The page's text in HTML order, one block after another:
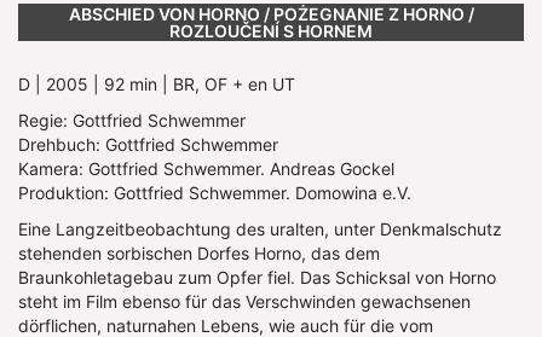
ABSCHIED VON HORNO / POŻEGNANIE Z HORNO /
ROZLOUČENÍ S HORNEM
D | 2005 | 92 min | BR, OF + en UT
Regie: Gottfried Schwemmer
Drehbuch: Gottfried Schwemmer
Kamera: Gottfried Schwemmer. Andreas Gockel
Produktion: Gottfried Schwemmer. Domowina e.V.
Eine Langzeitbeobachtung des uralten, unter Denkmalschutz
stehenden sorbischen Dorfes Horno, das dem
Braunkohletagebau zum Opfer fiel. Das Schicksal von Horno
steht im Film ebenso für das Verschwinden gewachsenen
dörflichen, naturnahen Lebens, wie auch für die vom